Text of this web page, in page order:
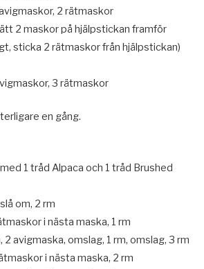
2 rätmaskor
2 maskor på hjälpstickan framför
sticka 2 rätmaskor från hjälpstickan)
3 rätmaskor
en gång.
1 tråd Alpaca och 1 tråd Brushed
om, 2 rm
i nästa maska, 1 rm
2 avigmaska, omslag, 1 rm, omslag, 3 rm
i nästa maska, 2 rm